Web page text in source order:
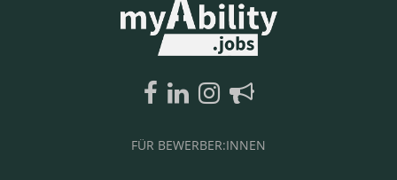
FÜR BEWERBER:INNEN